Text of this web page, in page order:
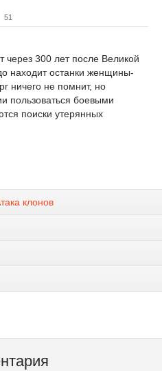
51
через 300 лет после Великой
находит останки женщины-
ничего не помнит, но
пользоваться боевыми
поиски утерянных
клонов